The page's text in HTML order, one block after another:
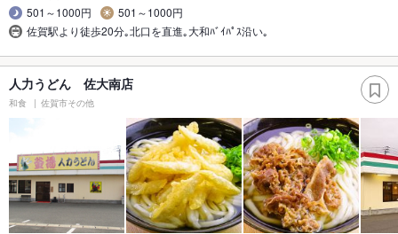
501～1000円
501～1000円
佐賀駅より徒歩20分｡北口を直進｡大和ﾊﾞｲﾊﾟｽ沿い｡
人力うどん 佐大南店
和食 佐賀市その他